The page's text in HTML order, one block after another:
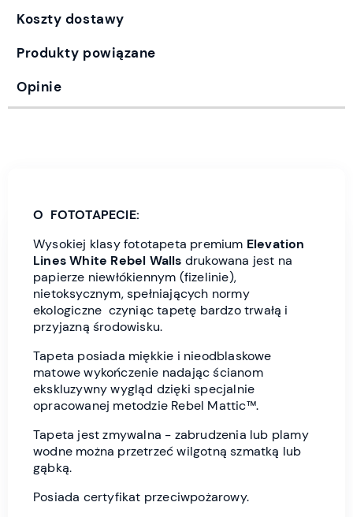
Koszty dostawy
Produkty powiązane
Opinie
O FOTOTAPECIE:
Wysokiej klasy fototapeta premium Elevation
Lines White Rebel Walls drukowana jest na
papierze niewłókiennym (fizelinie),
nietoksycznym, spełniających normy
ekologiczne czyniąc tapetę bardzo trwałą i
przyjazną środowisku.
Tapeta posiada miękkie i nieodblaskowe
matowe wykończenie nadając ścianom
ekskluzywny wygląd dzięki specjalnie
opracowanej metodzie Rebel Mattic™.
Tapeta jest zmywalna - zabrudzenia lub plamy
wodne można przetrzeć wilgotną szmatką lub
gąbką.
Posiada certyfikat przeciwpożarowy.